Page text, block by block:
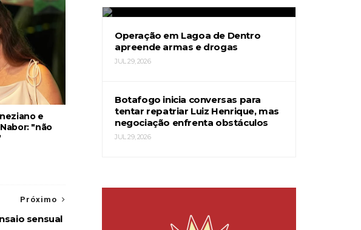
e
"não
Próximo
sensual
Operação em Lagoa de Dentro
apreende armas e drogas
JUL 29, 2026
Botafogo inicia conversas para
tentar repatriar Luiz Henrique, mas
negociação enfrenta obstáculos
JUL 29, 2026